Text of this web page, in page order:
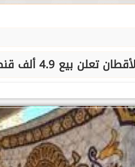
تعلن بيع 4.9 ألف قنطار